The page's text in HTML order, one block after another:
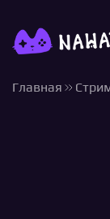
Главная